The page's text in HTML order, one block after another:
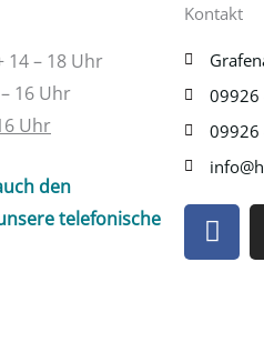
14 – 18 Uhr
16 Uhr
Uhr
den
telefonische
Kontakt
09926
09926
F
a
c